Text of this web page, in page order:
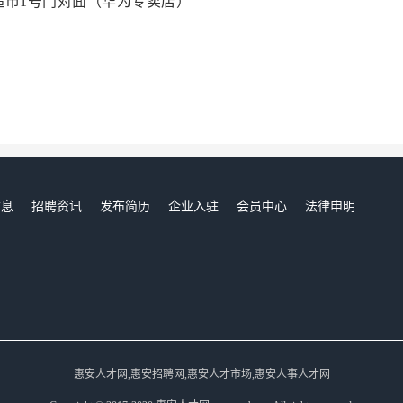
招聘资讯 发布简历 企业入驻 会员中心
法律申明
惠安人才网,惠安招聘网,惠安人才市场,惠安人事人才网